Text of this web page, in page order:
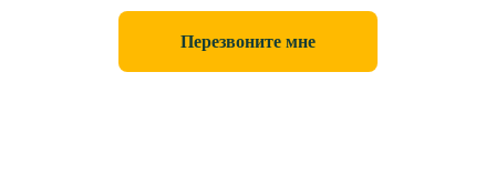
Перезвоните мне